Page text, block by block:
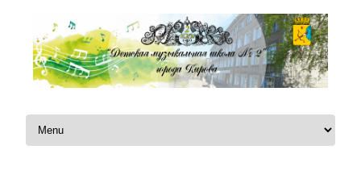
Перейти к содержимому